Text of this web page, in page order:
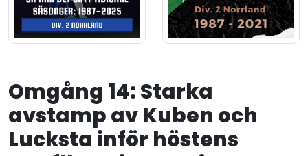
Omgång 14: Starka
avstamp av Kuben och
Lucksta inför höstens